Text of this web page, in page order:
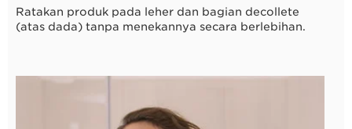
Ratakan produk pada leher dan bagian decollete
(atas dada) tanpa menekannya secara berlebihan.